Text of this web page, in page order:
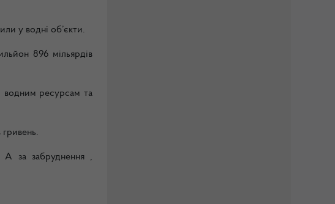
у водні об’єкти.
896 мільярдів
водним ресурсам та
гривень.
А за забруднення ,